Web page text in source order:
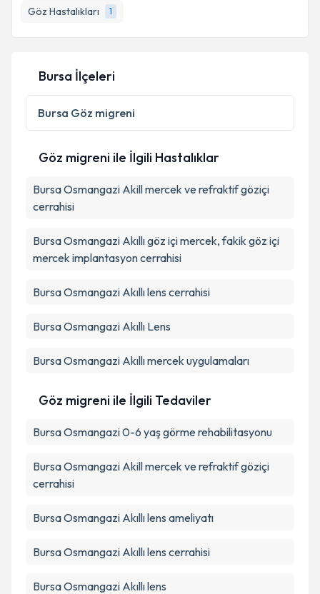
Göz Hastalıkları
1
E-posta Adresiniz
Kişisel verilerimin işlenmesine ilişkin
Metni'ni okudum ve kişisel verilerimin belirtilen
kapsamda işlenmesini kabul ediyorum.
Takvim Talebini Gönder
Bursa İlçeleri
Bursa Göz migreni
Göz migreni ile İlgili Hastalıklar
Bursa Osmangazi Akill mercek ve refraktif göziçi
cerrahisi
Bursa Osmangazi Akıllı göz içi mercek, fakik göz içi
mercek implantasyon cerrahisi
Bursa Osmangazi Akıllı lens cerrahisi
Bursa Osmangazi Akıllı Lens
Bursa Osmangazi Akıllı mercek uygulamaları
Göz migreni ile İlgili Tedaviler
Bursa Osmangazi 0-6 yaş görme rehabilitasyonu
Bursa Osmangazi Akill mercek ve refraktif göziçi
cerrahisi
Bursa Osmangazi Akıllı lens ameliyatı
Bursa Osmangazi Akıllı lens cerrahisi
Bursa Osmangazi Akıllı lens